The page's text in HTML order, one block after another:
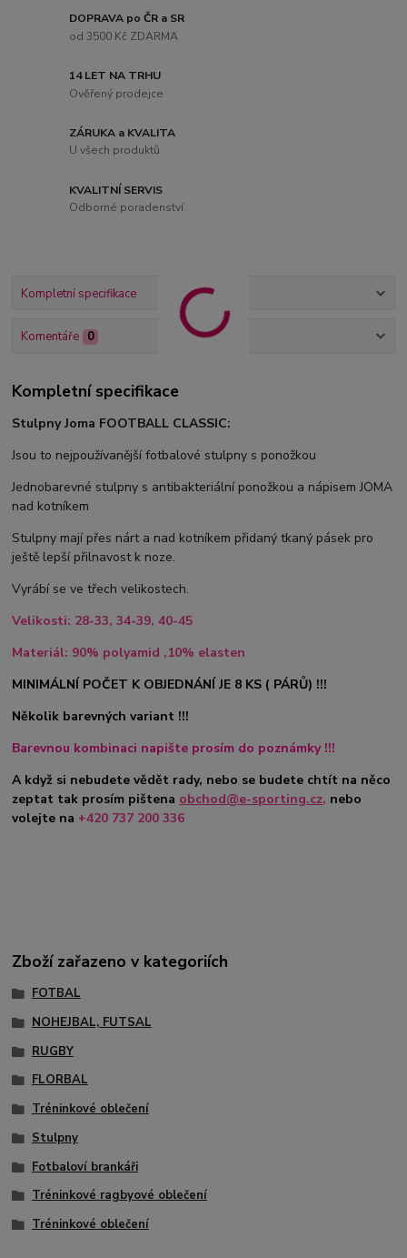
DOPRAVA po ČR a SR
od 3500 Kč ZDARMA
14 LET NA TRHU
Ověřený prodejce
ZÁRUKA a KVALITA
U všech produktů
KVALITNÍ SERVIS
Odborné poradenství
Kompletní specifikace
Komentáře 0
Kompletní specifikace
Stulpny Joma FOOTBALL CLASSIC:
Jsou to nejpoužívanější fotbalové stulpny s ponožkou
Jednobarevné stulpny s antibakteriální ponožkou a nápisem JOMA
nad kotníkem
Stulpny mají přes nárt a nad kotníkem přidaný tkaný pásek pro
ještě lepší přilnavost k noze.
Vyrábí se ve třech velikostech.
Velikosti: 28-33, 34-39, 40-45
Materiál: 90% polyamid ,10% elasten
MINIMÁLNÍ POČET K OBJEDNÁNÍ JE 8 KS ( PÁRŮ) !!!
Několik barevných variant !!!
Barevnou kombinaci napište prosím do poznámky !!!
A když si nebudete vědět rady, nebo se budete chtít na něco
zeptat tak prosím pištena obchod@e-sporting.cz, nebo
volejte na +420 737 200 336
Zboží zařazeno v kategoriích
FOTBAL
NOHEJBAL, FUTSAL
RUGBY
FLORBAL
Tréninkové oblečení
Stulpny
Fotbaloví brankáři
Tréninkové ragbyové oblečení
Tréninkové oblečení